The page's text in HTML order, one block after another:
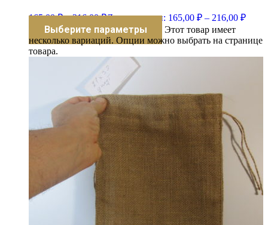
165,00₽ – 216,00₽Диапазон цен: 165,00 ₽ – 216,00 ₽
Выберите параметры
Этот товар имеет
несколько вариаций. Опции можно выбрать на странице
товара.